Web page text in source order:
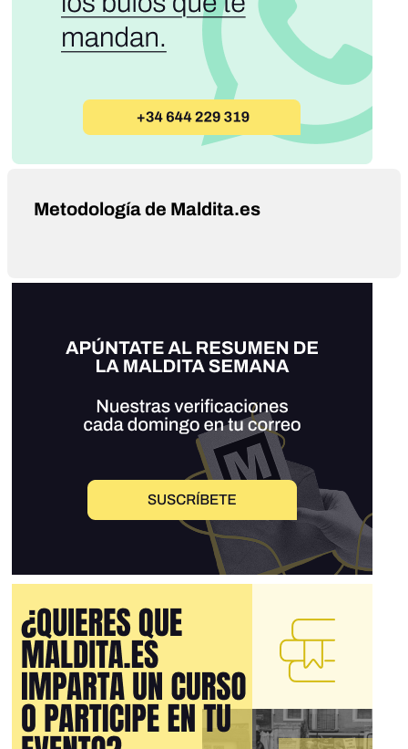
Metodología de Maldita.es